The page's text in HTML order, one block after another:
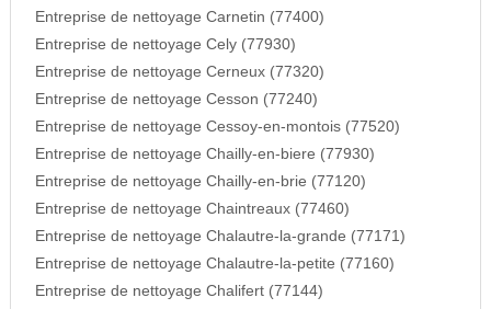
Entreprise de nettoyage Carnetin (77400)
Entreprise de nettoyage Cely (77930)
Entreprise de nettoyage Cerneux (77320)
Entreprise de nettoyage Cesson (77240)
Entreprise de nettoyage Cessoy-en-montois (77520)
Entreprise de nettoyage Chailly-en-biere (77930)
Entreprise de nettoyage Chailly-en-brie (77120)
Entreprise de nettoyage Chaintreaux (77460)
Entreprise de nettoyage Chalautre-la-grande (77171)
Entreprise de nettoyage Chalautre-la-petite (77160)
Entreprise de nettoyage Chalifert (77144)